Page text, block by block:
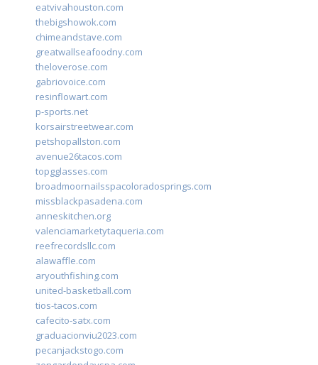
eatvivahouston.com
thebigshowok.com
chimeandstave.com
greatwallseafoodny.com
theloverose.com
gabriovoice.com
resinflowart.com
p-sports.net
korsairstreetwear.com
petshopallston.com
avenue26tacos.com
topgglasses.com
broadmoornailsspacoloradosprings.com
missblackpasadena.com
anneskitchen.org
valenciamarketytaqueria.com
reefrecordsllc.com
alawaffle.com
aryouthfishing.com
united-basketball.com
tios-tacos.com
cafecito-satx.com
graduacionviu2023.com
pecanjackstogo.com